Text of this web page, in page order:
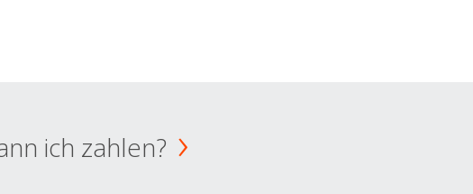
ich zahlen?